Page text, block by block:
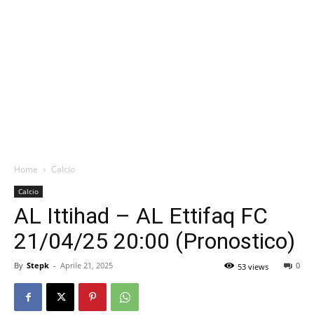
Home Calcio
Calcio
AL Ittihad – AL Ettifaq FC
21/04/25 20:00 (Pronostico)
By Stepk - Aprile 21, 2025 0
53 views